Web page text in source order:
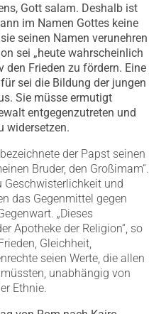
Gott salam. Deshalb ist
im Namen Gottes keine
seinen Namen verunehren
sei „heute wahrscheinlich
den Frieden zu fördern. Eine
sei die Bildung der jungen
Sie müsse ermutigt
entgegenzutreten und
widersetzen.
der Papst seinen
Bruder, den Großimam“.
Geschwisterlichkeit und
das Gegenmittel gegen
„Dieses
Apotheke der Religion“, so
Gleichheit,
seien Werte, die allen
unabhängig von
Ethnie.